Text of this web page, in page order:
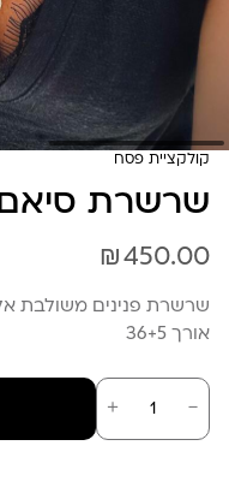
קולקציית פסח
שרשרת סיאם
₪450.00
שרשרת פנינים משולבת
אורך 36+5
－
כמות
של
שרשרת
＋